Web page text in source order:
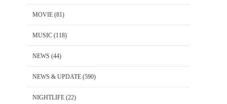
MOVIE (81)
MUSIC (118)
NEWS (44)
NEWS & UPDATE (590)
NIGHTLIFE (22)